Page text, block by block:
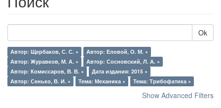
Ok
Автор: Щербаков, С. С. ×
Автор: Еловой, О. М. ×
Автор: Журавков, М. А. ×
Автор: Сосновский, Л. А. ×
Автор: Комиссаров, В. В. ×
Дата издания: 2015 ×
Автор: Сенько, В. И. ×
Тема: Механика × Тема: Трибофатика ×
Show Advanced Filters